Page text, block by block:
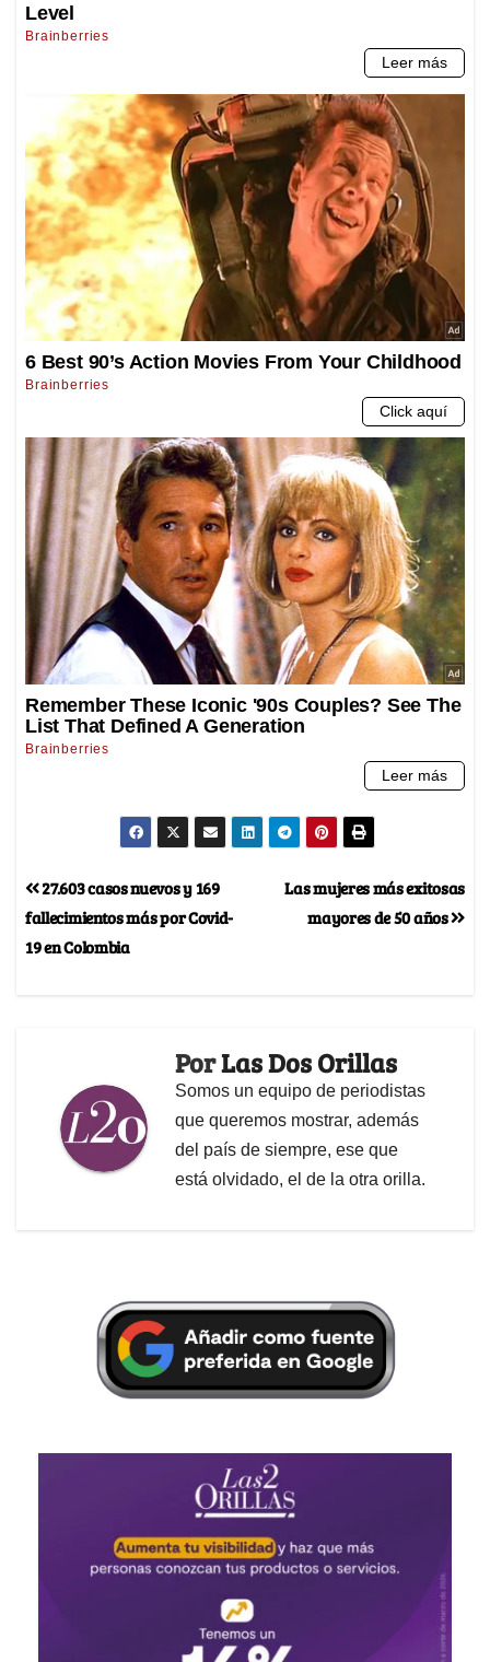
Las mujeres más exitosas
mayores de 50 años
27.603 casos nuevos y 169
fallecimientos más por Covid-
19 en Colombia
PorLas Dos Orillas
Somos un equipo de periodistas
que queremos mostrar, además
del país de siempre, ese que
está olvidado, el de la otra orilla.